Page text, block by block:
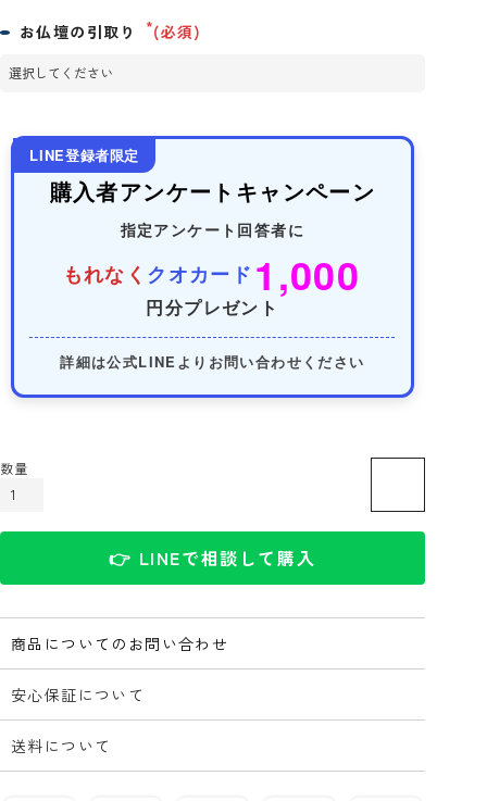
お仏壇の引取り (必須)
LINE登録者限定
購入者アンケートキャンペーン
指定アンケート回答者に
もれなく クオカード 1,000
円分プレゼント
詳細は公式LINEよりお問い合わせください
👉 LINEで相談して購入
商品についてのお問い合わせ
安心保証について
送料について